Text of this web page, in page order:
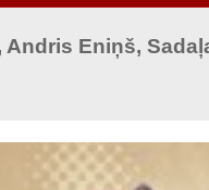
Andris Eniņš,